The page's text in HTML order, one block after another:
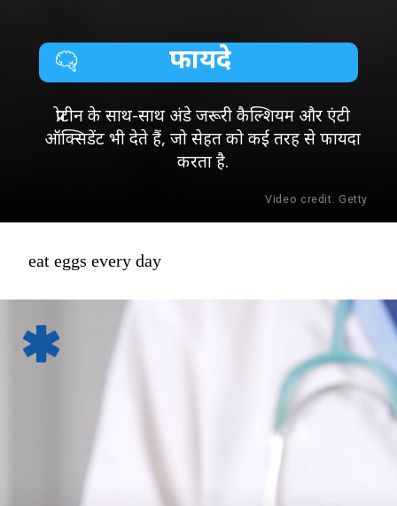
फायदे
प्रोटीन के साथ-साथ अंडे जरूरी कैल्शियम और एंटी
ऑक्सिडेंट भी देते हैं, जो सेहत को कई तरह से फायदा
करता है.
Video credit: Getty
eat eggs every day